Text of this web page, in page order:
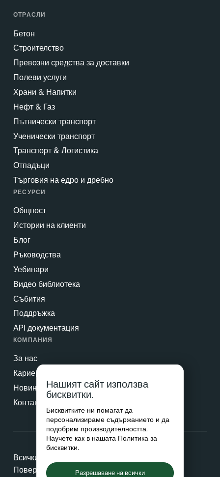
ОТРАСЛИ
Бетон
Строителство
Превозни средства за доставки
Полеви услуги
Храни & Напитки
Нефт & Газ
Пътнически транспорт
Ученически транспорт
Транспорт & Логистика
Отпадъци
Търговия на едро и дребно
РЕСУРСИ
Общност
Истории на клиенти
Блог
Ръководства
Уебинари
Видео библиотека
Събития
Поддръжка
API документация
КОМПАНИЯ
За нас
Кариери
Новини & Преса
Контакт
Всички права запазени © 2026 Netradyne
Поверителност
Нашият сайт използва
бисквитки.
Бисквитките ни помагат да
персонализираме съдържанието и да
подобрим производителността.
Научете как в нашата Политика за
бисквитки.
Разрешаване на всички